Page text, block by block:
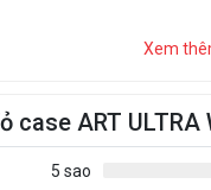
Xem
case ART
5 sao